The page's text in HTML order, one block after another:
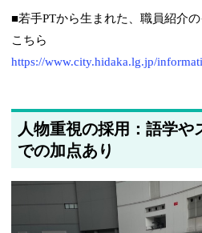
■若手PTから生まれた、職員紹介
こちら
https://www.city.hidaka.lg.jp/
人物重視の採用：語学や
での加点あり